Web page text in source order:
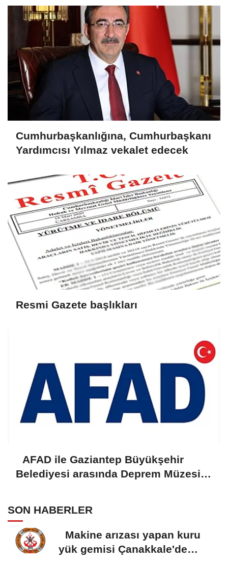
Cumhurbaşkanlığına, Cumhurbaşkanı
Yardımcısı Yılmaz vekalet edecek
Resmi Gazete başlıkları
AFAD ile Gaziantep Büyükşehir
Belediyesi arasında Deprem Müzesi
SON HABERLER
Makine arızası yapan kuru
yük gemisi Çanakkale'de